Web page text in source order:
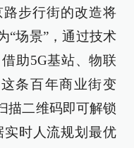
步行街的改造将
“场景”，通过技术
助5G基站、物联
条百年商业街变
描二维码即可解锁
时人流规划最优